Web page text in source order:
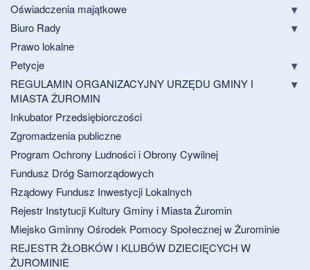
Oświadczenia majątkowe
Biuro Rady
Prawo lokalne
Petycje
REGULAMIN ORGANIZACYJNY URZĘDU GMINY I
MIASTA ŻUROMIN
Inkubator Przedsiębiorczości
Zgromadzenia publiczne
Program Ochrony Ludności i Obrony Cywilnej
Fundusz Dróg Samorządowych
Rządowy Fundusz Inwestycji Lokalnych
Rejestr Instytucji Kultury Gminy i Miasta Żuromin
Miejsko Gminny Ośrodek Pomocy Społecznej w Żurominie
REJESTR ŻŁOBKÓW I KLUBÓW DZIECIĘCYCH W
ŻUROMINIE